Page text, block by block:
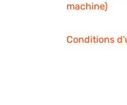
machine)
Conditions